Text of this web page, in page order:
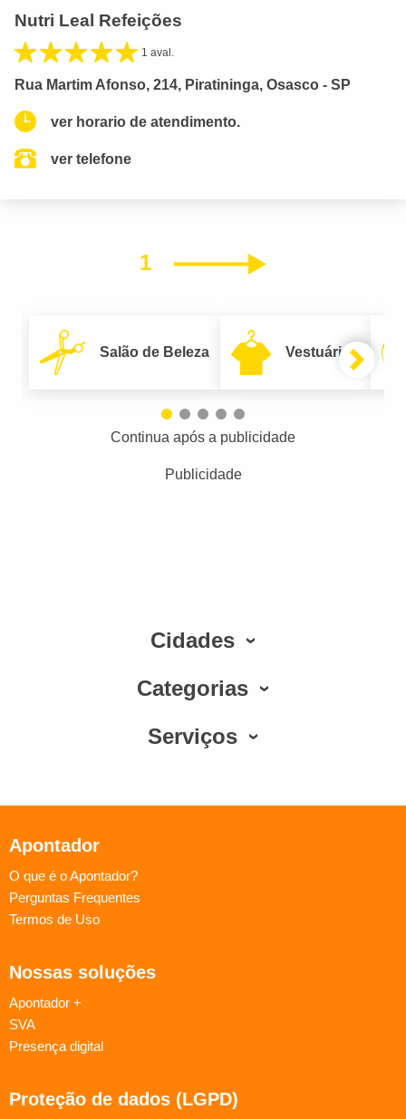
Nutri Leal Refeições
1 aval.
Rua Martim Afonso, 214, Piratininga, Osasco - SP
ver horario de atendimento.
ver telefone
1 Próximo
Salão de Beleza Vestuário
Continua após a publicidade
Publicidade
Cidades
Categorias
Serviços
Apontador
O que é o Apontador?
Perguntas Frequentes
Termos de Uso
Nossas soluções
Apontador +
SVA
Presença digital
Proteção de dados (LGPD)